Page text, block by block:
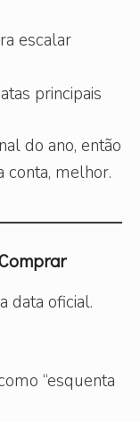
escalar
principais
do ano, então
conta, melhor.
data oficial.
“esquenta